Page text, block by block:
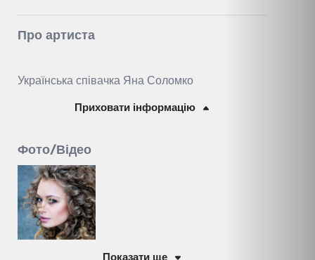
Про артиста
Українська співачка Яна Соломко
Приховати інформацію
Фото/Відео
Показати ще